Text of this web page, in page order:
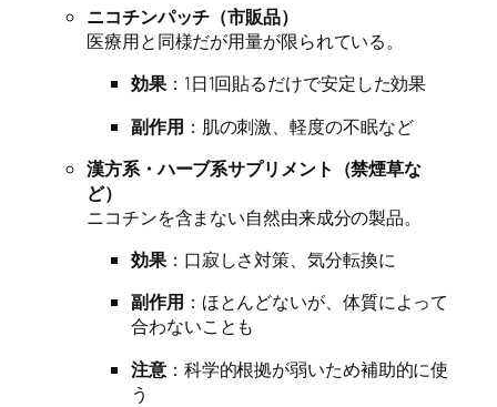
ニコチンパッチ（市販品）
医療用と同様だが用量が限られている。
効果：1日1回貼るだけで安定した効果
副作用 ：肌の刺激、軽度の不眠など
漢方系・ハーブ系サプリメント（禁煙草な
ど）
ニコチンを含まない自然由来成分の製品。
効果：口寂しさ対策、気分転換に
副作用 ：ほとんどないが、体質によって
合わないことも
注意：科学的根拠が弱いため補助的に使
う